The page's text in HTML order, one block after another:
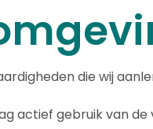
die wij
actief gebruik van de